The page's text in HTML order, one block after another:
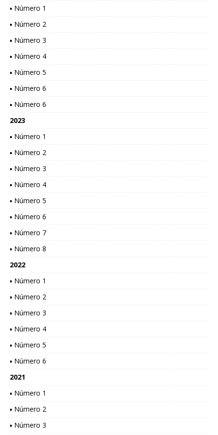
▪ Número 1
▪ Número 2
▪ Número 3
▪ Número 4
▪ Número 5
▪ Número 6
▪ Número 6
2023
▪ Número 1
▪ Número 2
▪ Número 3
▪ Número 4
▪ Número 5
▪ Número 6
▪ Número 7
▪ Número 8
2022
▪ Número 1
▪ Número 2
▪ Número 3
▪ Número 4
▪ Número 5
▪ Número 6
2021
▪ Número 1
▪ Número 2
▪ Número 3